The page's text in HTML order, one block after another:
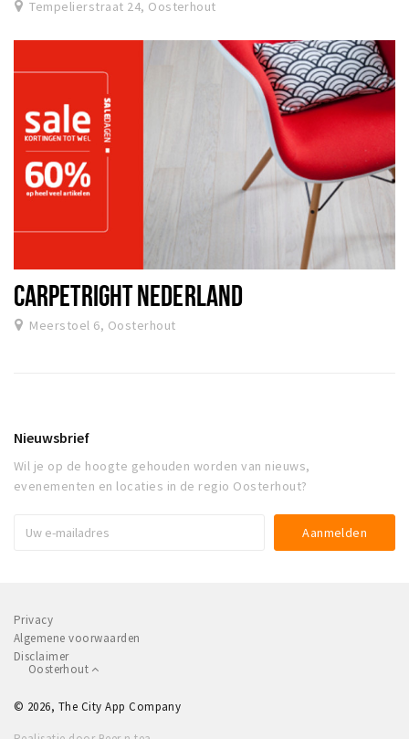
Tempelierstraat 24, Oosterhout
CARPETRIGHT NEDERLAND
Meerstoel 6, Oosterhout
Nieuwsbrief
Wil je op de hoogte gehouden worden van nieuws,
evenementen en locaties in de regio Oosterhout?
Privacy
Algemene voorwaarden
Disclaimer
Oosterhout
© 2026, The City App Company